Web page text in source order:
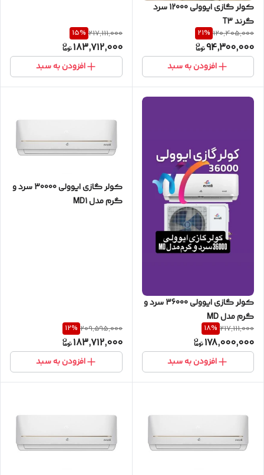
کولر گازی ایوولی 12000 سرد
گرند T3
120,405,000
21%
94,300,000
افزودن به سبد
217,111,000
15%
183,712,000
افزودن به سبد
کولر گازی ایوولی 36000 سرد و
گرم مدل MD
217,111,000
18%
178,000,000
افزودن به سبد
کولر گازی ایوولی 30000 سرد و
گرم مدل MD1
209,595,000
12%
183,712,000
افزودن به سبد